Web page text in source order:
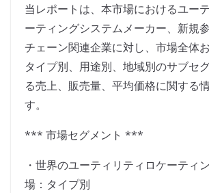
当レポートは、本市場におけるユー
ーティングシステムメーカー、新規
チェーン関連企業に対し、市場全体お
タイプ別、用途別、地域別のサブセ
る売上、販売量、平均価格に関する
す。
*** 市場セグメント ***
・世界のユーティリティロケーティ
場：タイプ別